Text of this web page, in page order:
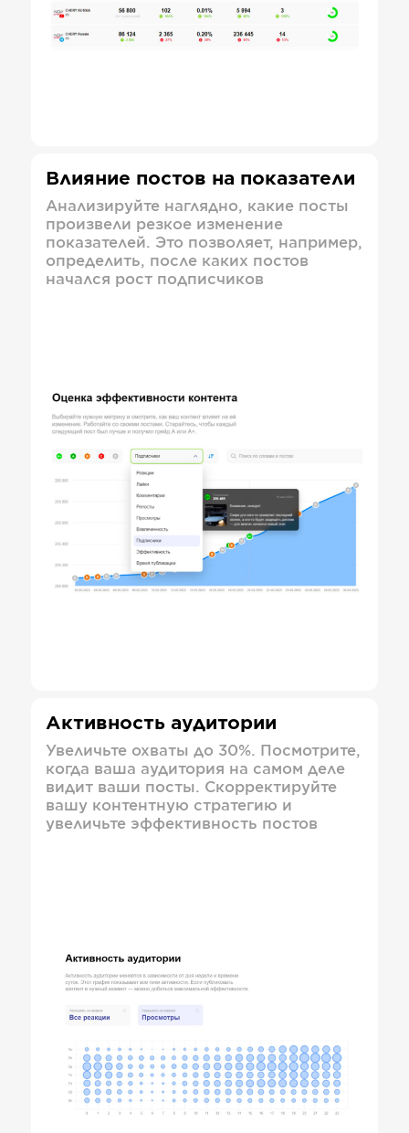
Влияние постов на показатели
Анализируйте наглядно, какие посты
произвели резкое изменение
показателей. Это позволяет, например,
определить, после каких постов
начался рост подписчиков
Активность аудитории
Увеличьте охваты до 30%. Посмотрите,
когда ваша аудитория на самом деле
видит ваши посты. Скорректируйте
вашу контентную стратегию и
увеличьте эффективность постов